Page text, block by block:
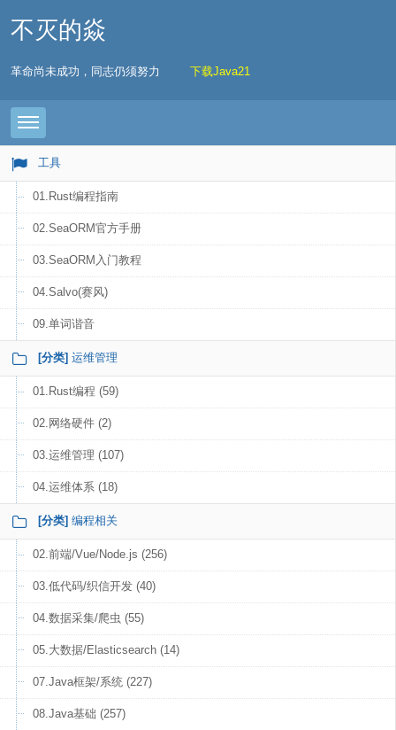
不灭的焱
革命尚未成功，同志仍须努力 下载Java21
Toggle navigation
工具
01.Rust编程指南
02.SeaORM官方手册
03.SeaORM入门教程
04.Salvo(赛风)
09.单词谐音
[分类] 运维管理
01.Rust编程 (59)
02.网络硬件 (2)
03.运维管理 (107)
04.运维体系 (18)
[分类] 编程相关
02.前端/Vue/Node.js (256)
03.低代码/织信开发 (40)
04.数据采集/爬虫 (55)
05.大数据/Elasticsearch (14)
07.Java框架/系统 (227)
08.Java基础 (257)